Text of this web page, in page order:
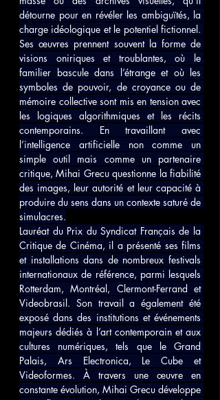
détourne pour en révéler les ambiguïtés, la
charge idéologique et le potentiel fictionnel.
Ses œuvres prennent souvent la forme de
visions oniriques et troublantes, où le
familier bascule dans l’étrange et où les
symboles de pouvoir, de croyance ou de
mémoire collective sont mis en tension avec
les logiques algorithmiques et les récits
contemporains. En travaillant avec
l’intelligence artificielle non comme un
simple outil mais comme un partenaire
critique, Mihai Grecu questionne la fiabilité
des images, leur autorité et leur capacité à
produire du sens dans un contexte saturé de
simulacres.
Lauréat du Prix du Syndicat Français de la
Critique de Cinéma, il a présenté ses films
et installations dans de nombreux festivals
internationaux de référence, parmi lesquels
Rotterdam, Montréal, Clermont-Ferrand et
Videobrasil. Son travail a également été
exposé dans des institutions et événements
majeurs dédiés à l’art contemporain et aux
cultures numériques, tels que le Grand
Palais, Ars Electronica, Le Cube et
Videoformes. À travers une œuvre en
constante évolution, Mihai Grecu développe